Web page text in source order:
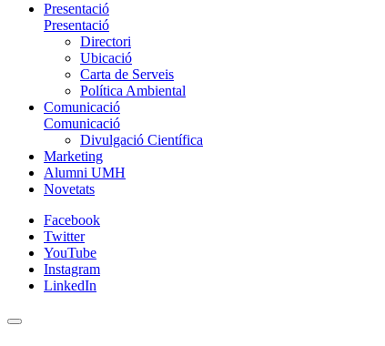
Presentació
Presentació
Directori
Ubicació
Carta de Serveis
Política Ambiental
Comunicació
Comunicació
Divulgació Científica
Marketing
Alumni UMH
Novetats
Facebook
Twitter
YouTube
Instagram
LinkedIn